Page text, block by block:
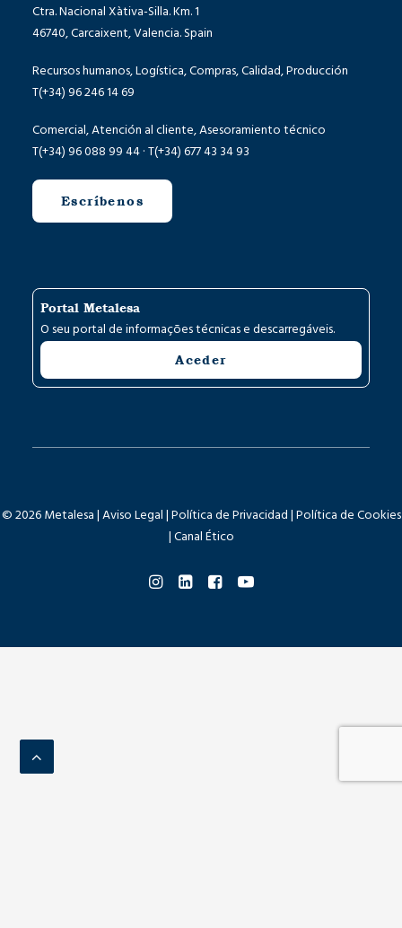
Ctra. Nacional Xàtiva-Silla. Km. 1
46740, Carcaixent, Valencia. Spain
Recursos humanos, Logística, Compras, Calidad, Producción
T(+34) 96 246 14 69
Comercial, Atención al cliente, Asesoramiento técnico
T(+34) 96 088 99 44 · T(+34) 677 43 34 93
Escríbenos
Portal Metalesa
O seu portal de informações técnicas e descarregáveis.
Aceder
© 2026 Metalesa | Aviso Legal | Política de Privacidad | Política de Cookies
| Canal Ético